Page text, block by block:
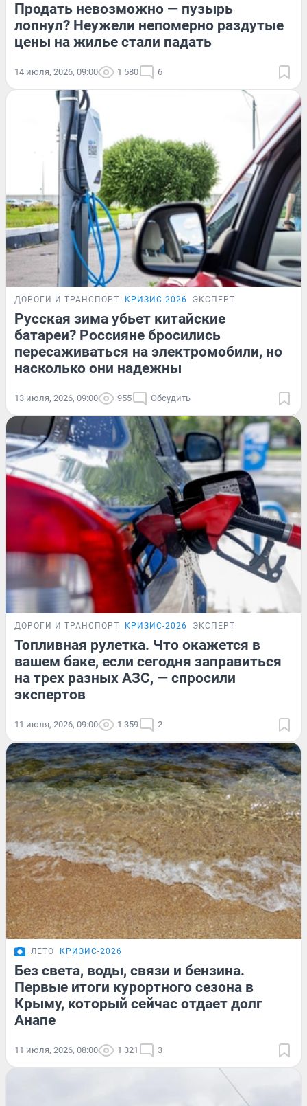
Продать невозможно — пузырь
лопнул? Неужели непомерно раздутые
цены на жилье стали падать
14 июля, 2026, 09:00 1 580 6
ДОРОГИ И ТРАНСПОРТ КРИЗИС-2026 ЭКСПЕРТ
Русская зима убьет китайские
батареи? Россияне бросились
пересаживаться на электромобили, но
насколько они надежны
13 июля, 2026, 09:00 955 Обсудить
ДОРОГИ И ТРАНСПОРТ КРИЗИС-2026 ЭКСПЕРТ
Топливная рулетка. Что окажется в
вашем баке, если сегодня заправиться
на трех разных АЗС, — спросили
экспертов
11 июля, 2026, 09:00 1 359 2
ЛЕТО КРИЗИС-2026
Без света, воды, связи и бензина.
Первые итоги курортного сезона в
Крыму, который сейчас отдает долг
Анапе
11 июля, 2026, 08:00 1 321 3